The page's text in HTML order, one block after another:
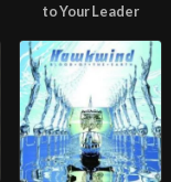
to Your Leader